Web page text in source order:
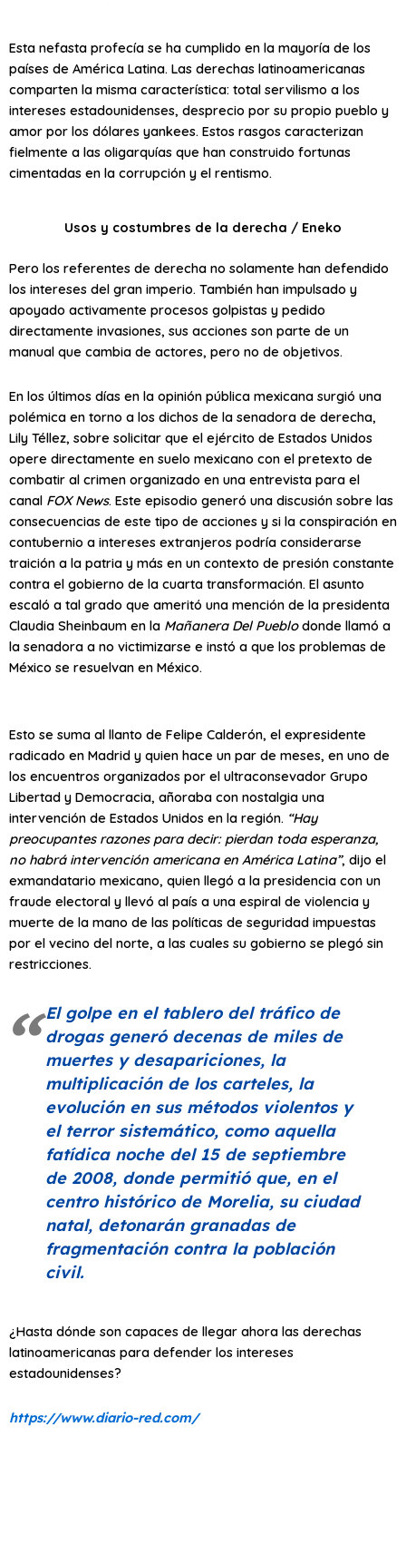
Esta nefasta profecía se ha cumplido en la mayoría de los
países de América Latina. Las derechas latinoamericanas
comparten la misma característica: total servilismo a los
intereses estadounidenses, desprecio por su propio pueblo y
amor por los dólares yankees. Estos rasgos caracterizan
fielmente a las oligarquías que han construido fortunas
cimentadas en la corrupción y el rentismo.
Usos y costumbres de la derecha / Eneko
Pero los referentes de derecha no solamente han defendido
los intereses del gran imperio. También han impulsado y
apoyado activamente procesos golpistas y pedido
directamente invasiones, sus acciones son parte de un
manual que cambia de actores, pero no de objetivos.
En los últimos días en la opinión pública mexicana surgió una
polémica en torno a los dichos de la senadora de derecha,
Lily Téllez, sobre solicitar que el ejército de Estados Unidos
opere directamente en suelo mexicano con el pretexto de
combatir al crimen organizado en una entrevista para el
canal FOX News. Este episodio generó una discusión sobre las
consecuencias de este tipo de acciones y si la conspiración en
contubernio a intereses extranjeros podría considerarse
traición a la patria y más en un contexto de presión constante
contra el gobierno de la cuarta transformación. El asunto
escaló a tal grado que ameritó una mención de la presidenta
Claudia Sheinbaum en la Mañanera Del Pueblodonde llamó a
la senadora a no victimizarse e instó a que los problemas de
México se resuelvan en México.
Esto se suma al llanto de Felipe Calderón, el expresidente
radicado en Madrid y quien hace un par de meses, en uno de
los encuentros organizados por el ultraconsevador Grupo
Libertad y Democracia, añoraba con nostalgia una
intervención de Estados Unidos en la región. “Hay
preocupantes razones para decir: pierdan toda esperanza,
no habrá intervención americana en América Latina”, dijo el
exmandatario mexicano, quien llegó a la presidencia con un
fraude electoral y llevó al país a una espiral de violencia y
muerte de la mano de las políticas de seguridad impuestas
por el vecino del norte, a las cuales su gobierno se plegó sin
restricciones.
El golpe en el tablero del tráfico de
drogas generó decenas de miles de
muertes y desapariciones, la
multiplicación de los carteles, la
evolución en sus métodos violentos y
el terror sistemático, como aquella
fatídica noche del 15 de septiembre
de 2008, donde permitió que, en el
centro histórico de Morelia, su ciudad
natal, detonarán granadas de
fragmentación contra la población
civil.
¿Hasta dónde son capaces de llegar ahora las derechas
latinoamericanas para defender los intereses
estadounidenses?
https://www.diario-red.com/